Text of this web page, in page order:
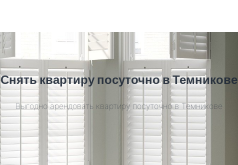
Снять квартиру посуточно в Темникове
Выгодно арендовать квартиру посуточно в Темникове